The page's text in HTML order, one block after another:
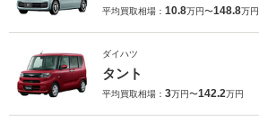
平均買取相場： 10.8万円〜148.8万円
ダイハツ
タント
平均買取相場： 3万円〜142.2万円